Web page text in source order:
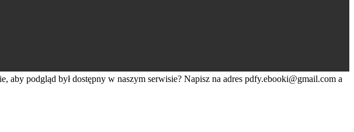
aby podgląd był dostępny w naszym serwisie? Napisz na adres pdfy.ebooki@gmail.com a